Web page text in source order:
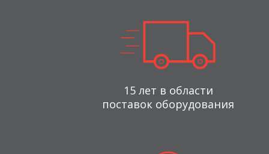
15 лет в области
поставок оборудования